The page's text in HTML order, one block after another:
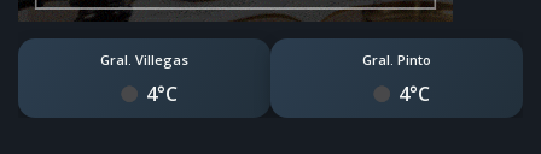
Gral. Villegas
4°C
Gral. Pinto
4°C